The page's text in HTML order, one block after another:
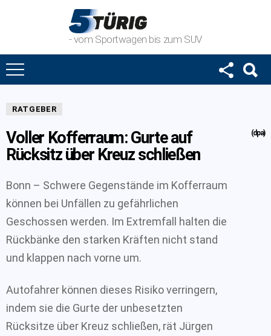
- vom Sportwagen bis zum SUV
RATGEBER
Voller Kofferraum: Gurte auf
Rücksitz über Kreuz schließen
(dpa)
Bonn – Schwere Gegenstände im Kofferraum
können bei Unfällen zu gefährlichen
Geschossen werden. Im Extremfall halten die
Rückbänke den starken Kräften nicht stand
und klappen nach vorne um.
Autofahrer können dieses Risiko verringern,
indem sie die Gurte der unbesetzten
Rücksitze über Kreuz schließen, rät Jürgen